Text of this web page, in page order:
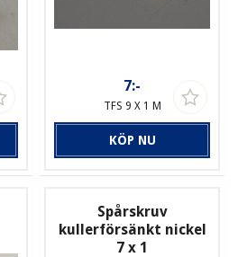
7:-
TFS 9 X 1 M
KÖP NU
Spårskruv
kullerförsänkt nickel
7 x 1